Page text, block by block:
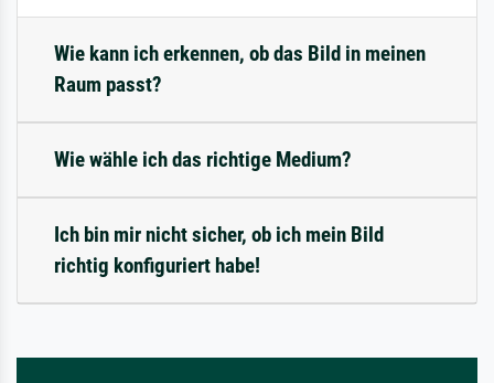
Wie kann ich erkennen, ob das Bild in meinen
Raum passt?
Wie wähle ich das richtige Medium?
Ich bin mir nicht sicher, ob ich mein Bild
richtig konfiguriert habe!